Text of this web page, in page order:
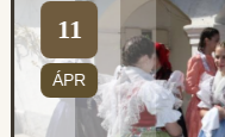
11
ÁPR